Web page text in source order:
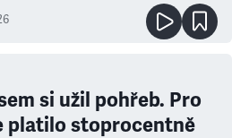
si užil pohřeb. Pro
platilo stoprocentně